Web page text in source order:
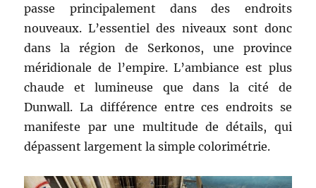
passe principalement dans des endroits
nouveaux. L’essentiel des niveaux sont donc
dans la région de Serkonos, une province
méridionale de l’empire. L’ambiance est plus
chaude et lumineuse que dans la cité de
Dunwall. La différence entre ces endroits se
manifeste par une multitude de détails, qui
dépassent largement la simple colorimétrie.